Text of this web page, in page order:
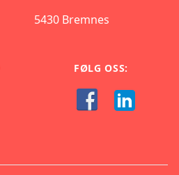
5430 Bremnes
FØLG OSS: